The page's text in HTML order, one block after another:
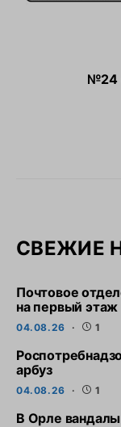
№24
СВЕЖИЕ
Почтовое
на первый этаж
04.08.26 1
арбуз
04.08.26 1
В Орле